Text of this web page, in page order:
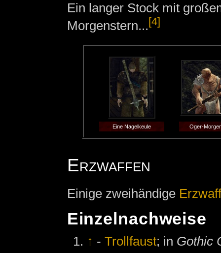
Ein langer Stock mit
Morgenstern... [4]
Eine Nagelkeule Oger-
Erzwaffen
Einige zweihändige
Einzelnachweise
↑ -Trollfaust; in Gothic